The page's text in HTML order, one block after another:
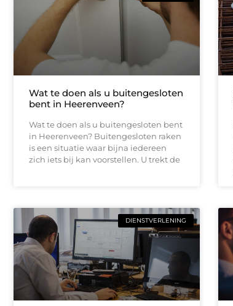
Wat te doen als u buitengesloten
bent in Heerenveen?
Wat te doen als u buitengesloten bent
in Heerenveen? Buitengesloten raken
is een situatie waar bijna iedereen
zich iets bij kan voorstellen. U trekt de
DIENSTVERLENING